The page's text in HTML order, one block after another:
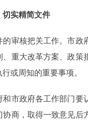
切实精简文件
核把关工作。市政
重大改革方案、政
或周知的重要事项。
政府各工作部门要
协商，取得一致意见